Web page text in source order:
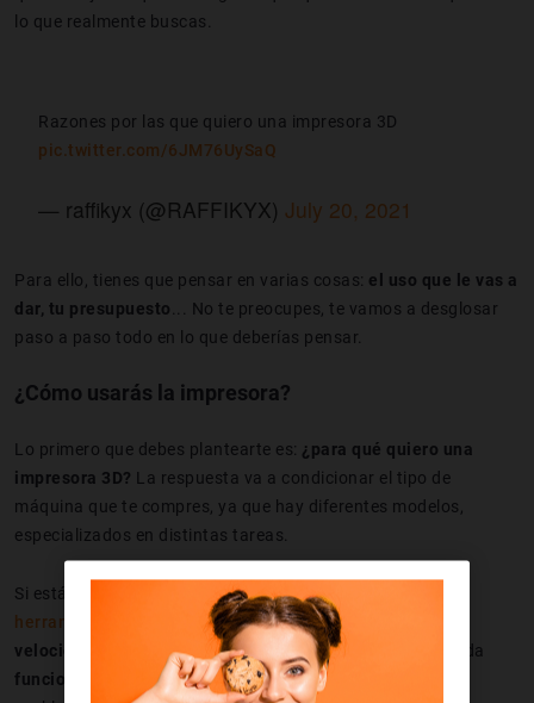
lo que realmente buscas.
Razones por las que quiero una impresora 3D
pic.twitter.com/6JM76UySaQ
— raffikyx (@RAFFIKYX) July 20, 2021
Para ello, tienes que pensar en varias cosas: el uso que le vas a
dar, tu presupuesto ... No te preocupes, te vamos a desglosar
paso a paso todo en lo que deberías pensar.
¿Cómo usarás la impresora?
Lo primero que debes plantearte es: ¿para qué quiero una
impresora 3D? La respuesta va a condicionar el tipo de
máquina que te compres, ya que hay diferentes modelos,
especializados en distintas tareas.
Si estás pensando en utilizar la impresora 3D como
herramienta de trabajo
, tendrás quebuscar una con alta
velocidad de impresión
y resultados logrados, y que pueda
funcionar durante varias horas seguidas